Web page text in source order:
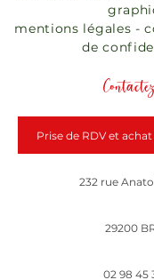
mentions légales -
de
Prise de RDV et
232 rue
29200
02 98 45